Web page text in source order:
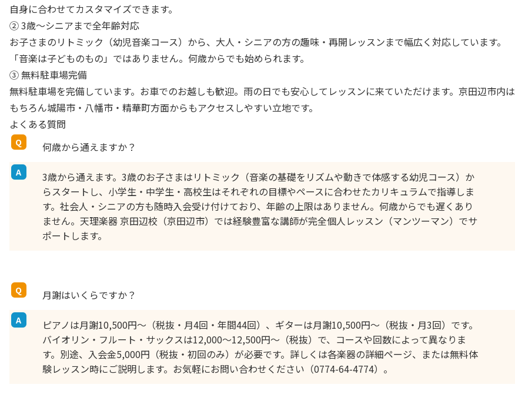
自身に合わせてカスタマイズできます。
② 3歳〜シニアまで全年齢対応
お子さまのリトミック（幼児音楽コース）から、大人・シニアの方の趣味・再開レッスンまで幅広く対応しています。
「音楽は子どものもの」ではありません。何歳からでも始められます。
③ 無料駐車場完備
無料駐車場を完備しています。お車でのお越しも歓迎。雨の日でも安心してレッスンに来ていただけます。京田辺市内は
もちろん城陽市・八幡市・精華町方面からもアクセスしやすい立地です。
よくある質問
何歳から通えますか？
3歳から通えます。3歳のお子さまはリトミック（音楽の基礎をリズムや動きで体感する幼児コース）か
らスタートし、小学生・中学生・高校生はそれぞれの目標やペースに合わせたカリキュラムで指導しま
す。社会人・シニアの方も随時入会受け付けており、年齢の上限はありません。何歳からでも遅くあり
ません。天理楽器 京田辺校（京田辺市）では経験豊富な講師が完全個人レッスン（マンツーマン）でサ
ポートします。
月謝はいくらですか？
ピアノは月謝10,500円〜（税抜・月4回・年間44回）、ギターは月謝10,500円〜（税抜・月3回）です。
バイオリン・フルート・サックスは12,000〜12,500円〜（税抜）で、コースや回数によって異なりま
す。別途、入会金5,000円（税抜・初回のみ）が必要です。詳しくは各楽器の詳細ページ、または無料体
験レッスン時にご説明します。お気軽にお問い合わせください（0774-64-4774）。